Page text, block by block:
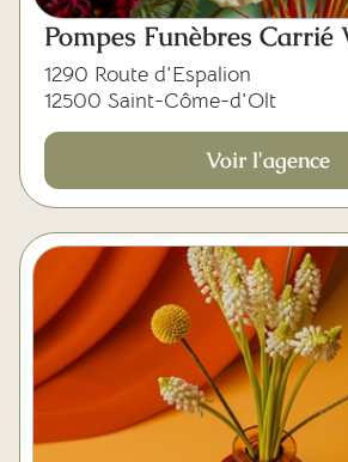
Pompes Funèbres Carrié
1290 Route d'Espalion
12500 Saint-Côme-d'Olt
Voir l'agence